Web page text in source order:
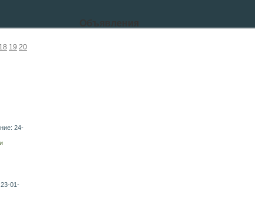
18 19 20
24-
23-01-